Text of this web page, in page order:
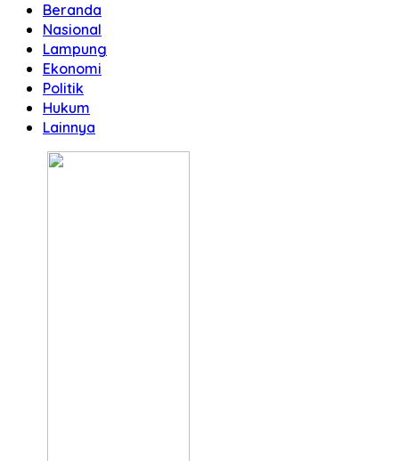
Beranda
Nasional
Lampung
Ekonomi
Politik
Hukum
Lainnya